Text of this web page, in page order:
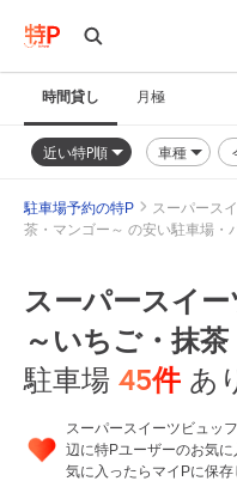
時間貸し 月極
近い特P順 車種
駐車場予約の特P
スーパース
茶・マンゴー～ の安い駐車場・
スーパースイ
～いちご・抹
駐車場 45件 あ
スーパースイーツビュッ
辺に特Pユーザーのお気に
気に入ったらマイPに保存